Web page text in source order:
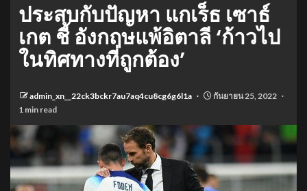
ประสบกับปัญหา แกเร็ธ เซาธ์
เกต ชี้ อังกฤษแพ้อิตาลี ‘ก้าวไป
ในทิศทางที่ถูกต้อง’
admin_xn__22ck3bckr7au7aq4cu8cg6g6l1a
กันยายน 25, 2022
1 min read